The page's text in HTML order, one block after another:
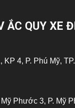
ẮC QUY XE
4, P. Phú Mỹ,
Phước 3, P. Mỹ